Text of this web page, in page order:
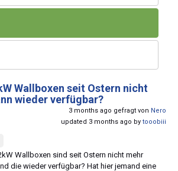
Wallboxen seit Ostern nicht
wieder verfügbar?
3 months ago gefragt von Nero
updated 3 months ago by tooobiii
Wallboxen sind seit Ostern nicht mehr
die wieder verfügbar? Hat hier jemand eine